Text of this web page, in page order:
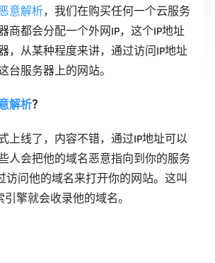
意解析，我们在购买任何一个云服务
商都会分配一个外网IP，这个IP地址
，从某种程度来讲，通过访问IP地址
台服务器上的网站。
解析？
上线了，内容不错，通过IP地址可以
人会把他的域名恶意指向到你的服务
访问他的域名来打开你的网站。这叫
引擎就会收录他的域名。